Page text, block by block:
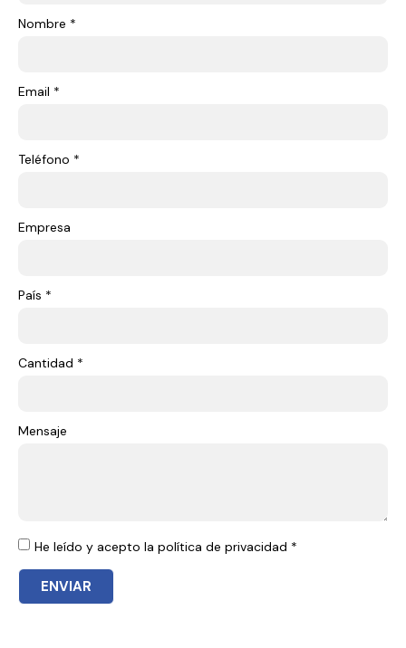
Nombre *
Email *
Teléfono *
Empresa
País *
Cantidad *
Mensaje
He leído y acepto la política de privacidad *
ENVIAR